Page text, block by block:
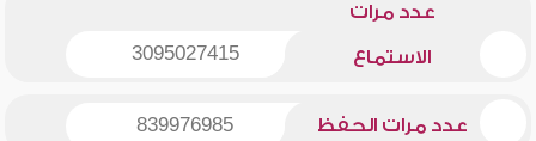
عدد مرات
الاستماع 3095027415
عدد مرات الحفظ 839976985